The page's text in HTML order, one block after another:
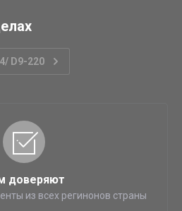
D9-220
доверяют
из всех регинонов страны